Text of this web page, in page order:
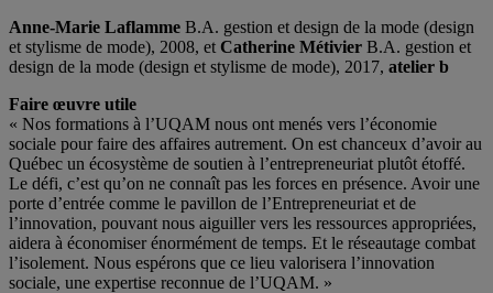
Anne-Marie Laflamme B.A. gestion et design de la mode (design
et stylisme de mode), 2008, et Catherine Métivier B.A. gestion et
design de la mode (design et stylisme de mode), 2017, atelier b
Faire œuvre utile
« Nos formations à l’UQAM nous ont menés vers l’économie
sociale pour faire des affaires autrement. On est chanceux d’avoir au
Québec un écosystème de soutien à l’entrepreneuriat plutôt étoffé.
Le défi, c’est qu’on ne connaît pas les forces en présence. Avoir une
porte d’entrée comme le pavillon de l’Entrepreneuriat et de
l’innovation, pouvant nous aiguiller vers les ressources appropriées,
aidera à économiser énormément de temps. Et le réseautage combat
l’isolement. Nous espérons que ce lieu valorisera l’innovation
sociale, une expertise reconnue de l’UQAM. »